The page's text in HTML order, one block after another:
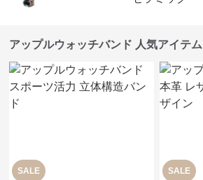
アップルウォッチバンド 人気アイテム
SALE SALE